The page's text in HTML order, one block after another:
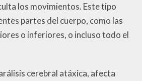
los movimientos. Este tipo
partes del cuerpo, como las
o inferiores, o incluso todo el
cerebral atáxica, afecta